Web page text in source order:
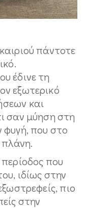
πάντοτε
έδινε τη
εξωτερικό
και
σαν μύηση στη
φυγή, που στο
πλάνη.
που
ιδίως στην
πιο
στην